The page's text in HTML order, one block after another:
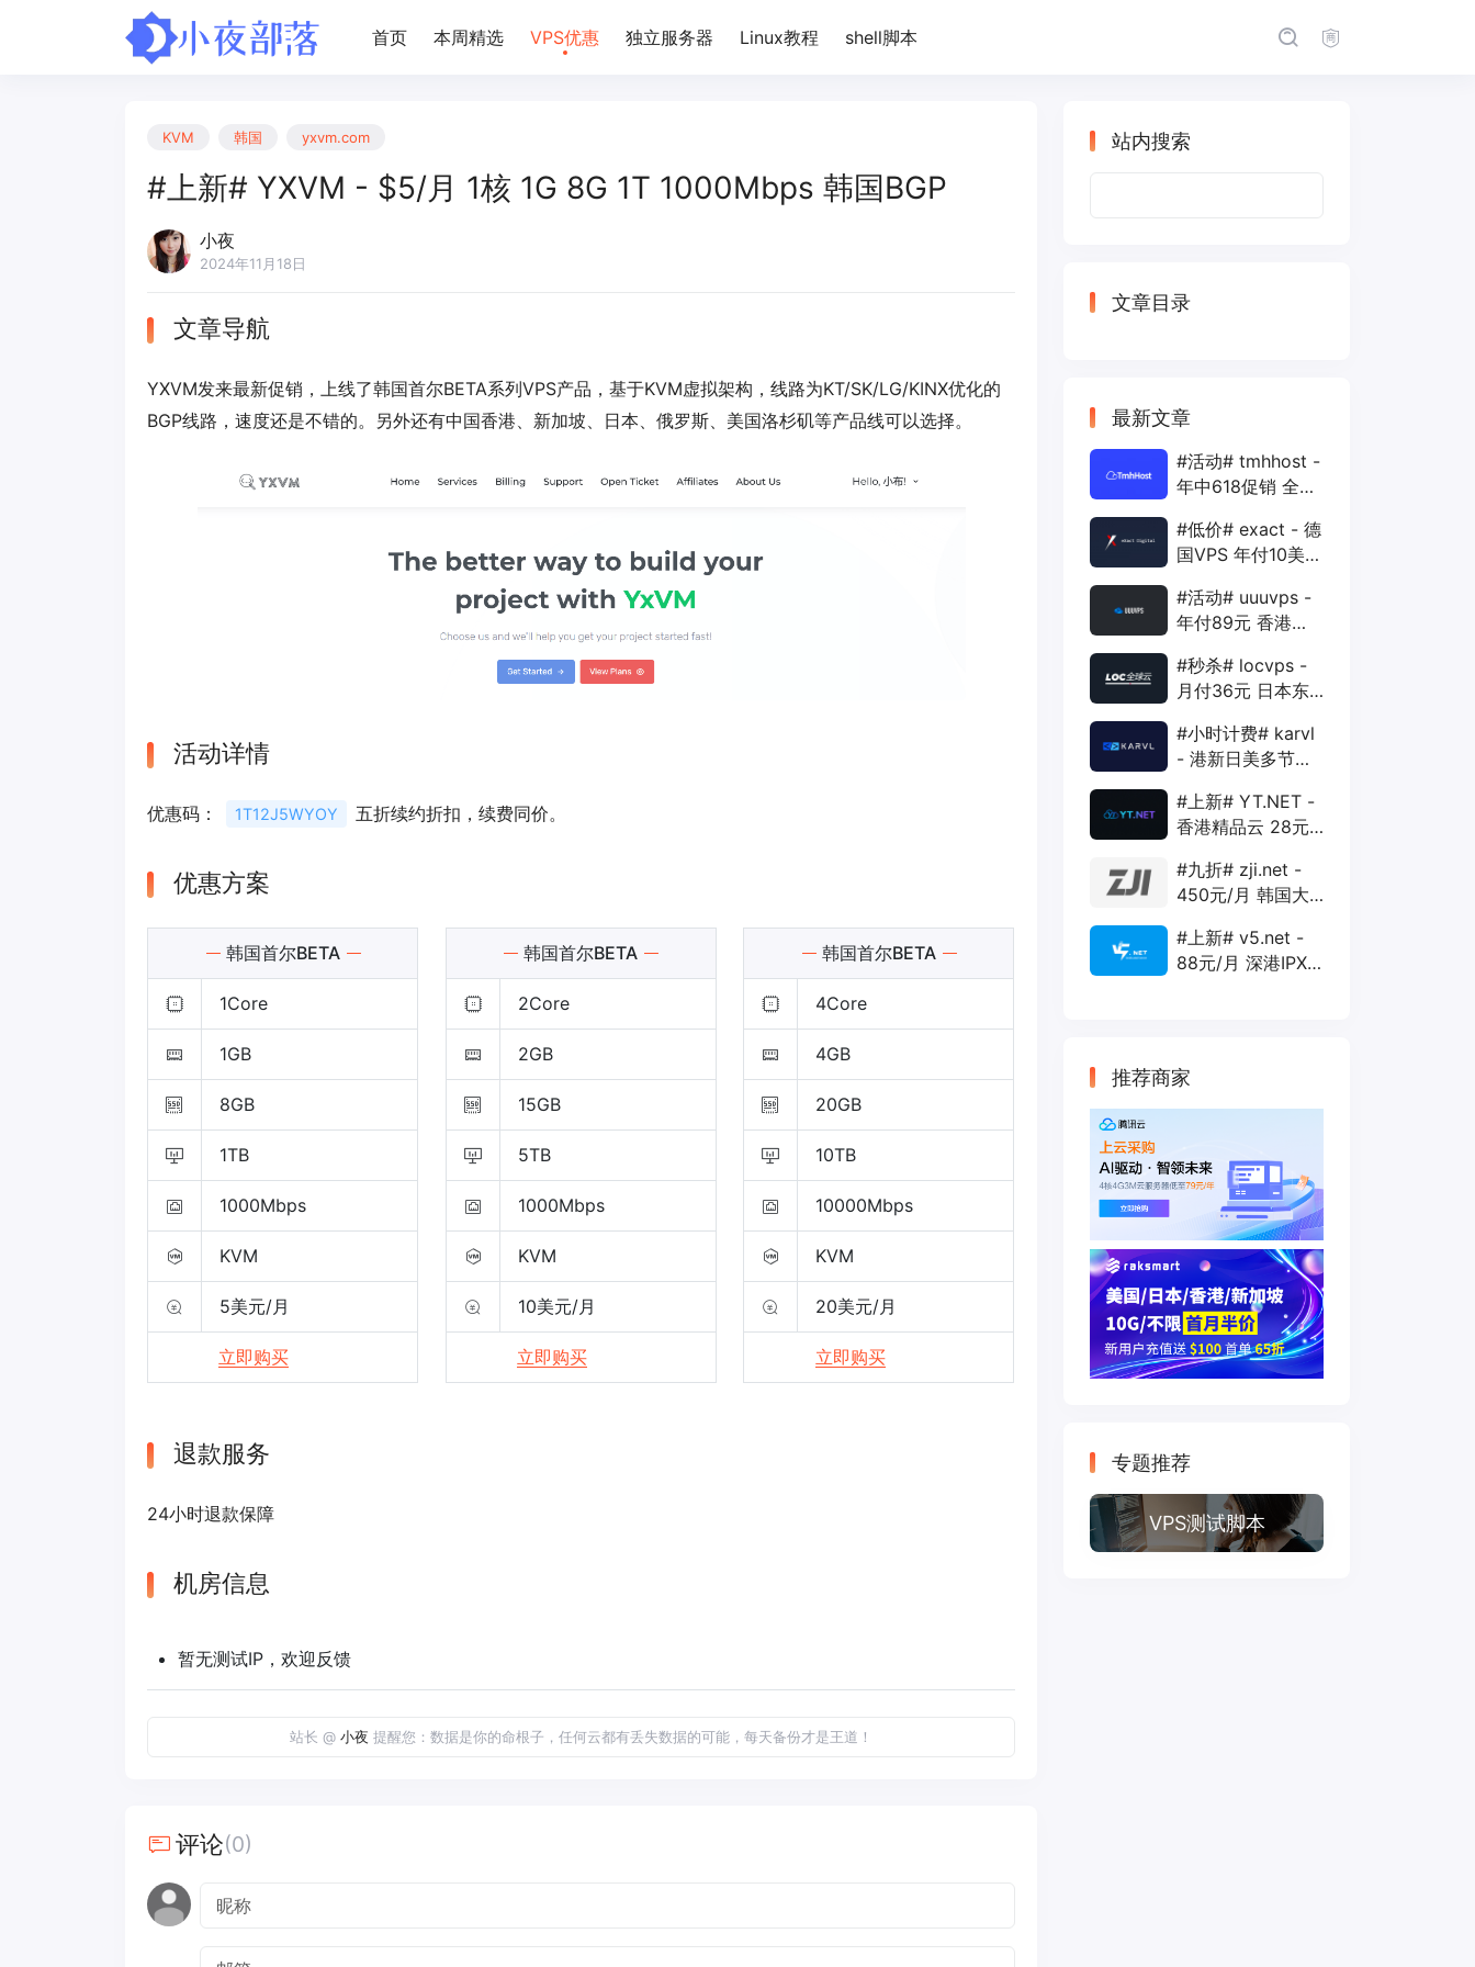
首页 本周精选 VPS优惠 独立服务器 Linux教程 shell脚本
KVM 韩国 yxvm.com
#上新# YXVM - $5/月 1核 1G 8G 1T 1000Mbps 韩国BGP
小夜
2024年11月18日
文章导航
YXVM发来最新促销，上线了韩国首尔BETA系列VPS产品，基于KVM虚拟架构，线路为KT/SK/LG/KINX优化的
BGP线路，速度还是不错的。另外还有中国香港、新加坡、日本、俄罗斯、美国洛杉矶等产品线可以选择。
活动详情
优惠码： 1T12J5WYOY 五折续约折扣，续费同价。
优惠方案
韩国首尔BETA
1Core
1GB
8GB
1TB
1000Mbps
KVM
5美元/月
立即购买
韩国首尔BETA
2Core
2GB
15GB
5TB
1000Mbps
KVM
10美元/月
立即购买
韩国首尔BETA
4Core
4GB
20GB
10TB
10000Mbps
KVM
20美元/月
立即购买
退款服务
24小时退款保障
机房信息
暂无测试IP，欢迎反馈
站长 @ 小夜 提醒您：数据是你的命根子，任何云都有丢失数据的可能，每天备份才是王道！
评论(0)
站内搜索
文章目录
最新文章
#活动# tmhhost -
年中618促销 全场
年付VPS
#低价# exact - 德
国VPS 年付10美元
1Gbps
#活动# uuuvps -
年付89元 香港
400G 30M
#秒杀# locvps -
月付36元 日本东
40G 1T 450Mbps
#小时计费# karvl
- 港新日美多节点
20G 5T 1Gbps
#上新# YT.NET -
香港精品云 28元/
AS10099+移动
CMI
#九折# zji.net -
450元/月 韩国大
优化和纯国际线路
#上新# v5.net -
88元/月 深港IPX
推荐商家
专题推荐
VPS测试脚本